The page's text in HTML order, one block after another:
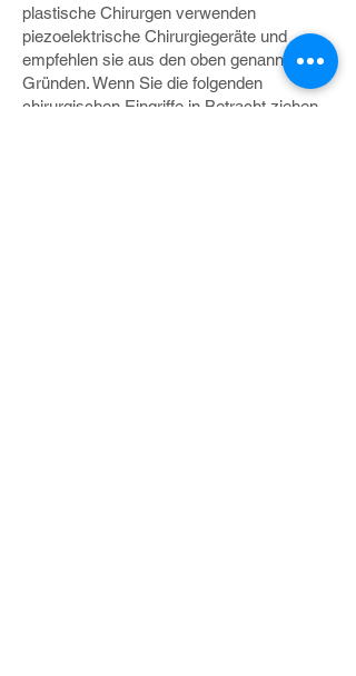
plastische Chirurgen verwenden
piezoelektrische Chirurgiegeräte und
empfehlen sie aus den oben genannten
Gründen. Wenn Sie die folgenden
chirurgischen Eingriffe in Betracht ziehen,